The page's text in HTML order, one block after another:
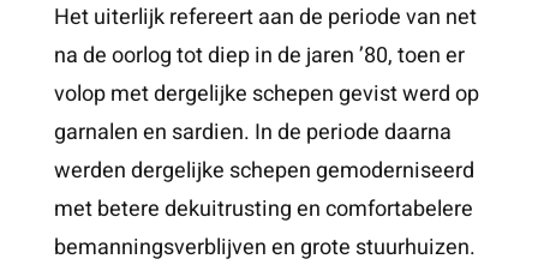
Het uiterlijk refereert aan de periode van net
na de oorlog tot diep in de jaren ’80, toen er
volop met dergelijke schepen gevist werd op
garnalen en sardien. In de periode daarna
werden dergelijke schepen gemoderniseerd
met betere dekuitrusting en comfortabelere
bemanningsverblijven en grote stuurhuizen.